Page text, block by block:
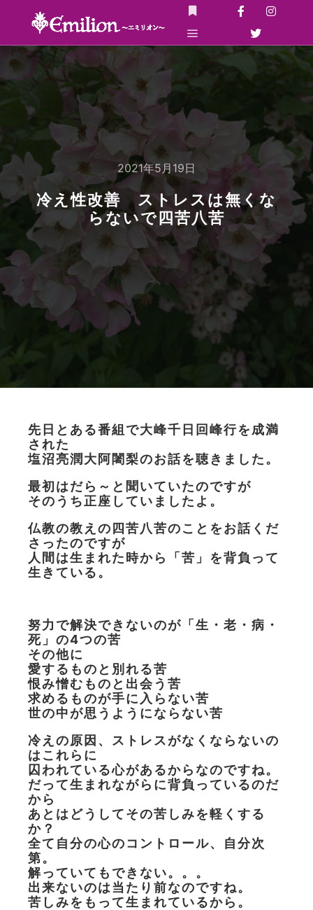
詳細
メインメニュー
2021年5月19日
冷え性改善 ストレスは無くな
らないで四苦八苦
先日とある番組で大峰千日回峰行を成満
された
塩沼亮潤大阿闍梨のお話を聴きました。
最初はだら～と聞いていたのですが
そのうち正座していましたよ。
仏教の教えの四苦八苦のことをお話くだ
さったのですが
人間は生まれた時から「苦」を背負って
生きている。
努力で解決できないのが「生・老・病・
死」の4つの苦
その他に
愛するものと別れる苦
恨み憎むものと出会う苦
求めるものが手に入らない苦
世の中が思うようにならない苦
冷えの原因、ストレスがなくならないの
はこれらに
囚われている心があるからなのですね。
だって生まれながらに背負っているのだ
から
あとはどうしてその苦しみを軽くする
か？
全て自分の心のコントロール、自分次
第。
解っていてもできない。。。
出来ないのは当たり前なのですね。
苦しみをもって生まれているから。